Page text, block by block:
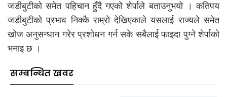
जडीबुटीको समेत पहिचान हुँदै गएको शेर्पाले बताउनुभयो । कतिपय
जडीबुटीको प्रभाव निक्कै राम्रो देखिएकाले यसलाई राज्यले समेत
खोज अनुसन्धान गरेर प्रशोधन गर्न सके सबैलाई फाइदा पुग्ने शेर्पाको
भनाइ छ ।
सम्बन्धित खवर